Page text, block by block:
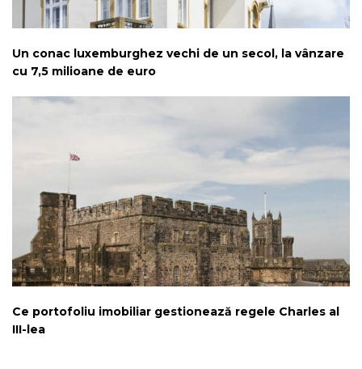
Un conac luxemburghez vechi de un secol, la vânzare
cu 7,5 milioane de euro
Ce portofoliu imobiliar gestionează regele Charles al
III-lea